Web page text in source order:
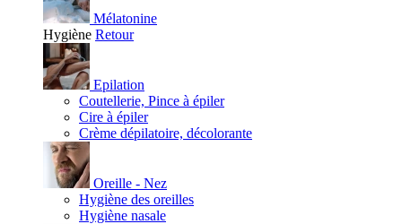
Mélatonine
Hygiène Retour
Epilation
Coutellerie, Pince à épiler
Cire à épiler
Crème dépilatoire, décolorante
Oreille - Nez
Hygiène des oreilles
Hygiène nasale